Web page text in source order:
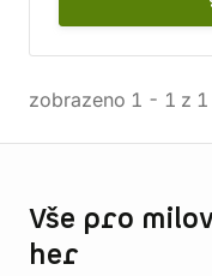
zobrazeno 1 - 1 z 1
Vše pro
her